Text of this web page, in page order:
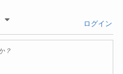
ログイン